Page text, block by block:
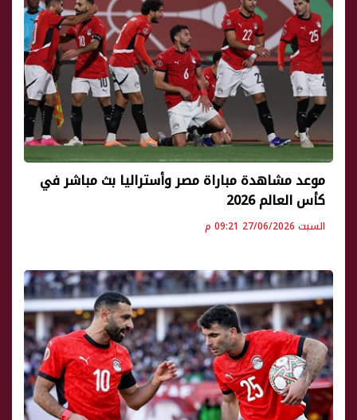
موعد مشاهدة مباراة مصر وأستراليا بث مباشر في
كأس العالم 2026
السبت 27/06/2026 09:21 م